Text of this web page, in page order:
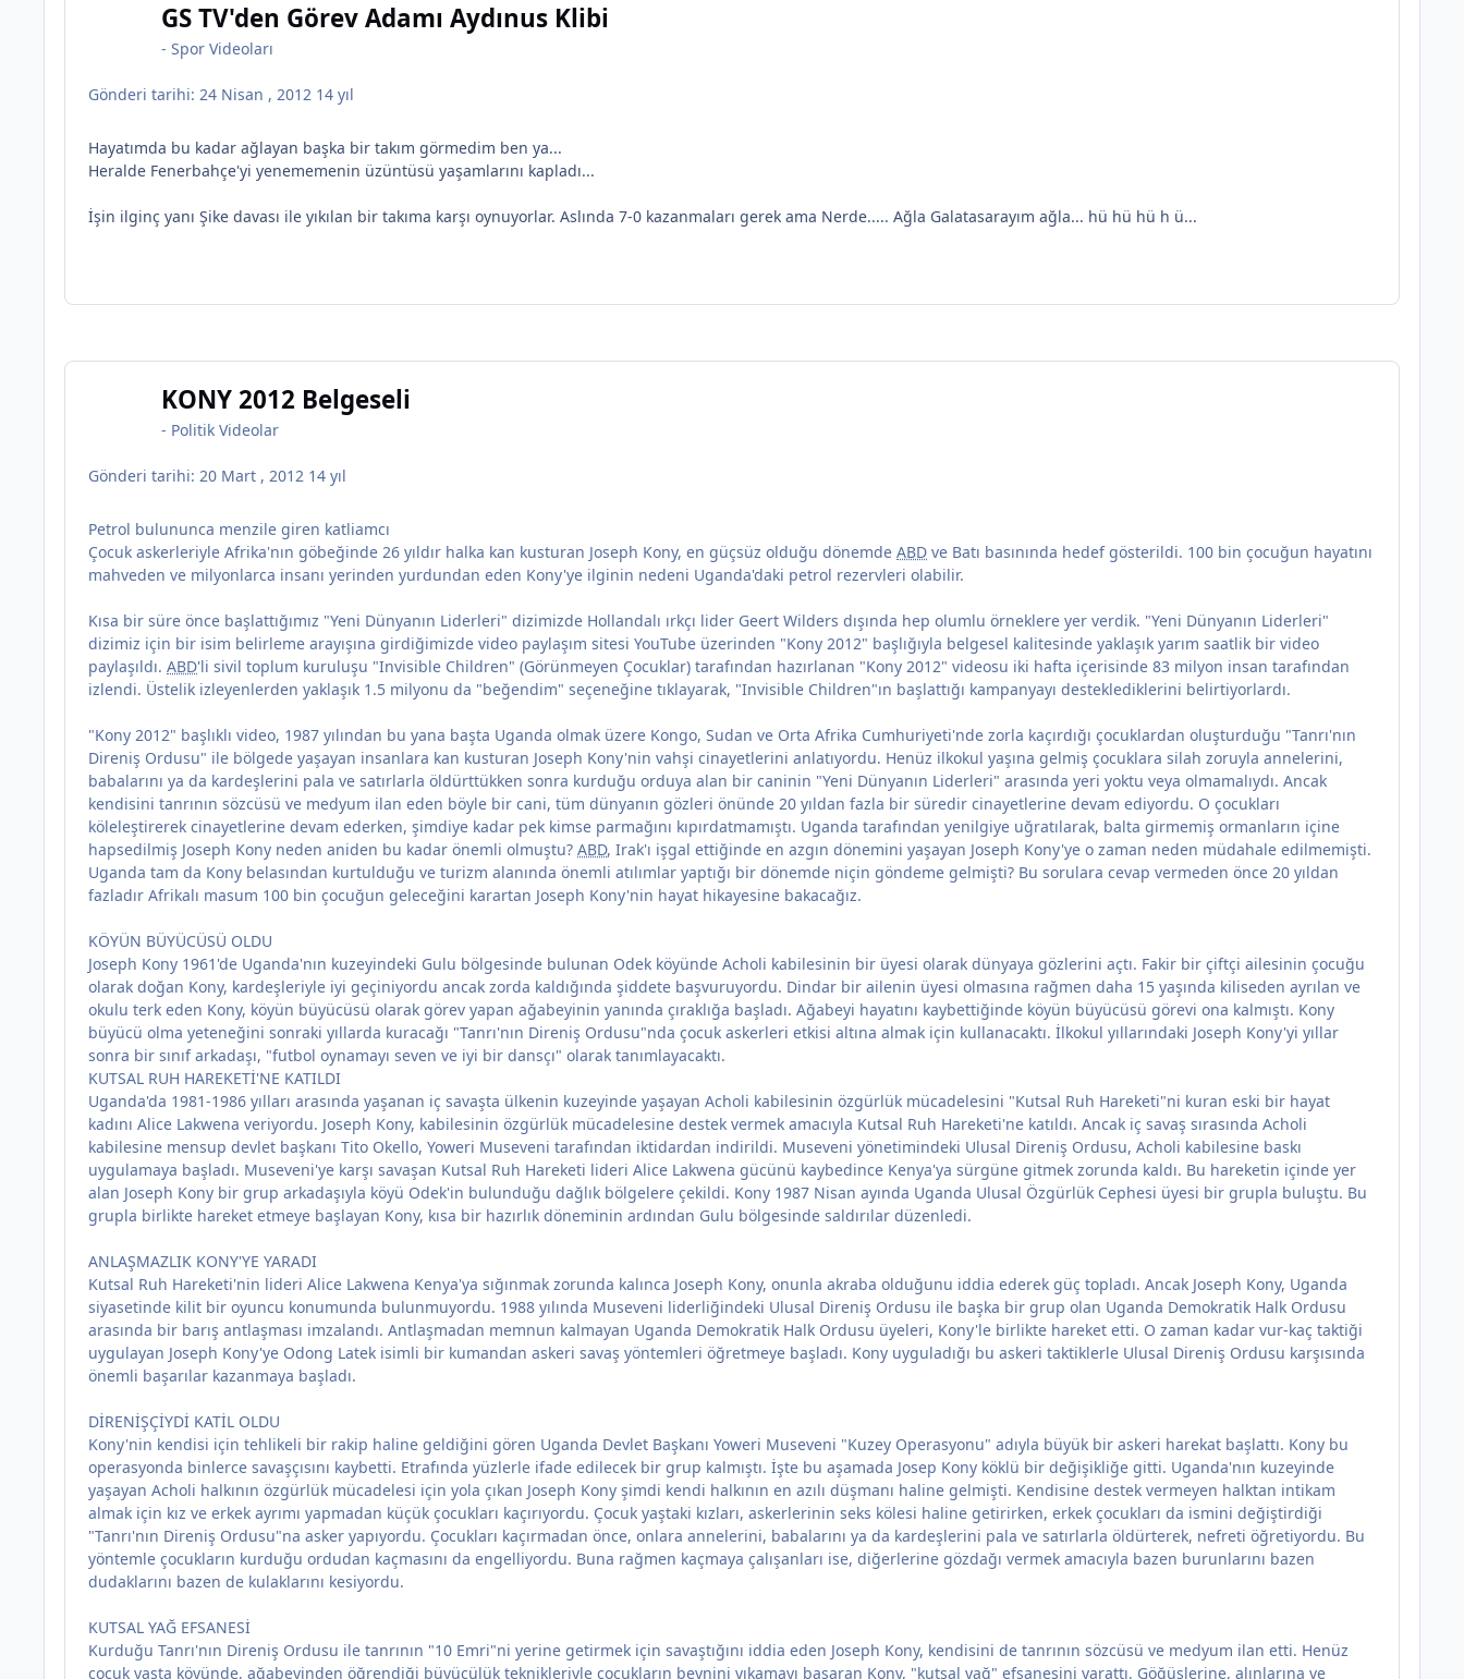
GS TV'den Görev Adamı Aydınus Klibi
-Spor Videoları
Gönderi tarihi:24 Nisan , 2012 14 yıl
Hayatımda bu kadar ağlayan başka bir takım görmedim ben ya...
Heralde Fenerbahçe'yi yenememenin üzüntüsü yaşamlarını kapladı...
İşin ilginç yanı Şike davası ile yıkılan bir takıma karşı oynuyorlar. Aslında 7-0 kazanmaları gerek ama Nerde..... Ağla Galatasarayım ağla... hü hü hü h ü...
KONY 2012 Belgeseli
- Politik Videolar
Gönderi tarihi:20 Mart , 2012 14 yıl
Petrol bulununca menzile giren katliamcı
Çocuk askerleriyle Afrika'nın göbeğinde 26 yıldır halka kan kusturan Joseph Kony, en güçsüz olduğu dönemdeABD ve Batı basınında hedef gösterildi. 100 bin çocuğun hayatını
mahveden ve milyonlarca insanı yerinden yurdundan eden Kony'ye ilginin nedeni Uganda'daki petrol rezervleri olabilir.
Kısa bir süre önce başlattığımız "Yeni Dünyanın Liderleri" dizimizde Hollandalı ırkçı lider Geert Wilders dışında hep olumlu örneklere yer verdik. "Yeni Dünyanın Liderleri"
dizimiz için bir isim belirleme arayışına girdiğimizde video paylaşım sitesi YouTube üzerinden "Kony 2012" başlığıyla belgesel kalitesinde yaklaşık yarım saatlik bir video
paylaşıldı.ABD'li sivil toplum kuruluşu "Invisible Children" (Görünmeyen Çocuklar) tarafından hazırlanan "Kony 2012" videosu iki hafta içerisinde 83 milyon insan tarafından
izlendi. Üstelik izleyenlerden yaklaşık 1.5 milyonu da "beğendim" seçeneğine tıklayarak, "Invisible Children"ın başlattığı kampanyayı desteklediklerini belirtiyorlardı.
"Kony 2012" başlıklı video, 1987 yılından bu yana başta Uganda olmak üzere Kongo, Sudan ve Orta Afrika Cumhuriyeti'nde zorla kaçırdığı çocuklardan oluşturduğu "Tanrı'nın
Direniş Ordusu" ile bölgede yaşayan insanlara kan kusturan Joseph Kony'nin vahşi cinayetlerini anlatıyordu. Henüz ilkokul yaşına gelmiş çocuklara silah zoruyla annelerini,
babalarını ya da kardeşlerini pala ve satırlarla öldürttükken sonra kurduğu orduya alan bir caninin "Yeni Dünyanın Liderleri" arasında yeri yoktu veya olmamalıydı. Ancak
kendisini tanrının sözcüsü ve medyum ilan eden böyle bir cani, tüm dünyanın gözleri önünde 20 yıldan fazla bir süredir cinayetlerine devam ediyordu. O çocukları
köleleştirerek cinayetlerine devam ederken, şimdiye kadar pek kimse parmağını kıpırdatmamıştı. Uganda tarafından yenilgiye uğratılarak, balta girmemiş ormanların içine
hapsedilmiş Joseph Kony neden aniden bu kadar önemli olmuştu?ABD, Irak'ı işgal ettiğinde en azgın dönemini yaşayan Joseph Kony'ye o zaman neden müdahale edilmemişti.
Uganda tam da Kony belasından kurtulduğu ve turizm alanında önemli atılımlar yaptığı bir dönemde niçin göndeme gelmişti? Bu sorulara cevap vermeden önce 20 yıldan
fazladır Afrikalı masum 100 bin çocuğun geleceğini karartan Joseph Kony'nin hayat hikayesine bakacağız.
KÖYÜN BÜYÜCÜSÜ OLDU
Joseph Kony 1961'de Uganda'nın kuzeyindeki Gulu bölgesinde bulunan Odek köyünde Acholi kabilesinin bir üyesi olarak dünyaya gözlerini açtı. Fakir bir çiftçi ailesinin çocuğu
olarak doğan Kony, kardeşleriyle iyi geçiniyordu ancak zorda kaldığında şiddete başvuruyordu. Dindar bir ailenin üyesi olmasına rağmen daha 15 yaşında kiliseden ayrılan ve
okulu terk eden Kony, köyün büyücüsü olarak görev yapan ağabeyinin yanında çıraklığa başladı. Ağabeyi hayatını kaybettiğinde köyün büyücüsü görevi ona kalmıştı. Kony
büyücü olma yeteneğini sonraki yıllarda kuracağı "Tanrı'nın Direniş Ordusu"nda çocuk askerleri etkisi altına almak için kullanacaktı. İlkokul yıllarındaki Joseph Kony'yi yıllar
sonra bir sınıf arkadaşı, "futbol oynamayı seven ve iyi bir dansçı" olarak tanımlayacaktı.
KUTSAL RUH HAREKETİ'NE KATILDI
Uganda'da 1981-1986 yılları arasında yaşanan iç savaşta ülkenin kuzeyinde yaşayan Acholi kabilesinin özgürlük mücadelesini "Kutsal Ruh Hareketi"ni kuran eski bir hayat
kadını Alice Lakwena veriyordu. Joseph Kony, kabilesinin özgürlük mücadelesine destek vermek amacıyla Kutsal Ruh Hareketi'ne katıldı. Ancak iç savaş sırasında Acholi
kabilesine mensup devlet başkanı Tito Okello, Yoweri Museveni tarafından iktidardan indirildi. Museveni yönetimindeki Ulusal Direniş Ordusu, Acholi kabilesine baskı
uygulamaya başladı. Museveni'ye karşı savaşan Kutsal Ruh Hareketi lideri Alice Lakwena gücünü kaybedince Kenya'ya sürgüne gitmek zorunda kaldı. Bu hareketin içinde yer
alan Joseph Kony bir grup arkadaşıyla köyü Odek'in bulunduğu dağlık bölgelere çekildi. Kony 1987 Nisan ayında Uganda Ulusal Özgürlük Cephesi üyesi bir grupla buluştu. Bu
grupla birlikte hareket etmeye başlayan Kony, kısa bir hazırlık döneminin ardından Gulu bölgesinde saldırılar düzenledi.
ANLAŞMAZLIK KONY'YE YARADI
Kutsal Ruh Hareketi'nin lideri Alice Lakwena Kenya'ya sığınmak zorunda kalınca Joseph Kony, onunla akraba olduğunu iddia ederek güç topladı. Ancak Joseph Kony, Uganda
siyasetinde kilit bir oyuncu konumunda bulunmuyordu. 1988 yılında Museveni liderliğindeki Ulusal Direniş Ordusu ile başka bir grup olan Uganda Demokratik Halk Ordusu
arasında bir barış antlaşması imzalandı. Antlaşmadan memnun kalmayan Uganda Demokratik Halk Ordusu üyeleri, Kony'le birlikte hareket etti. O zaman kadar vur-kaç taktiği
uygulayan Joseph Kony'ye Odong Latek isimli bir kumandan askeri savaş yöntemleri öğretmeye başladı. Kony uyguladığı bu askeri taktiklerle Ulusal Direniş Ordusu karşısında
önemli başarılar kazanmaya başladı.
DİRENİŞÇİYDİ KATİL OLDU
Kony'nin kendisi için tehlikeli bir rakip haline geldiğini gören Uganda Devlet Başkanı Yoweri Museveni "Kuzey Operasyonu" adıyla büyük bir askeri harekat başlattı. Kony bu
operasyonda binlerce savaşçısını kaybetti. Etrafında yüzlerle ifade edilecek bir grup kalmıştı. İşte bu aşamada Josep Kony köklü bir değişikliğe gitti. Uganda'nın kuzeyinde
yaşayan Acholi halkının özgürlük mücadelesi için yola çıkan Joseph Kony şimdi kendi halkının en azılı düşmanı haline gelmişti. Kendisine destek vermeyen halktan intikam
almak için kız ve erkek ayrımı yapmadan küçük çocukları kaçırıyordu. Çocuk yaştaki kızları, askerlerinin seks kölesi haline getirirken, erkek çocukları da ismini değiştirdiği
"Tanrı'nın Direniş Ordusu"na asker yapıyordu. Çocukları kaçırmadan önce, onlara annelerini, babalarını ya da kardeşlerini pala ve satırlarla öldürterek, nefreti öğretiyordu. Bu
yöntemle çocukların kurduğu ordudan kaçmasını da engelliyordu. Buna rağmen kaçmaya çalışanları ise, diğerlerine gözdağı vermek amacıyla bazen burunlarını bazen
dudaklarını bazen de kulaklarını kesiyordu.
KUTSAL YAĞ EFSANESİ
Kurduğu Tanrı'nın Direniş Ordusu ile tanrının "10 Emri"ni yerine getirmek için savaştığını iddia eden Joseph Kony, kendisini de tanrının sözcüsü ve medyum ilan etti. Henüz
çocuk yaşta köyünde, ağabeyinden öğrendiği büyücülük teknikleriyle çocukların beynini yıkamayı başaran Kony, "kutsal yağ" efsanesini yarattı. Göğüslerine, alınlarına ve